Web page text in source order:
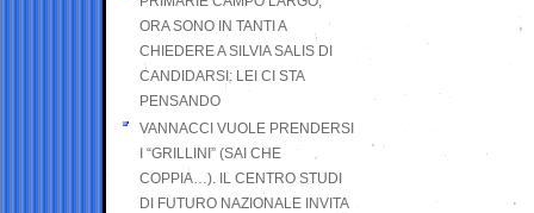
ORA SONO IN TANTI A
CHIEDERE A SILVIA SALIS DI
CANDIDARSI: LEI CI STA
PENSANDO
VANNACCI VUOLE PRENDERSI
I “GRILLINI” (SAI CHE
COPPIA…). IL CENTRO STUDI
DI FUTURO NAZIONALE INVITA